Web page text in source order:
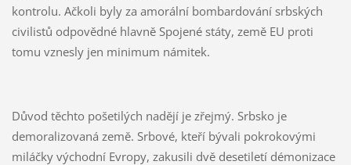
kontrolu. Ačkoli byly za amorální bombardování srbských
civilistů odpovědné hlavně Spojené státy, země EU proti
tomu vznesly jen minimum námitek.
Důvod těchto pošetilých nadějí je zřejmý. Srbsko je
demoralizovaná země. Srbové, kteří bývali pokrokovými
miláčky východní Evropy, zakusili dvě desetiletí démonizace